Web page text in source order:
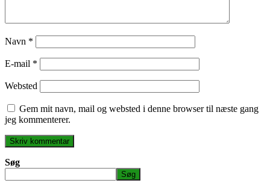
Navn *
E-mail *
Websted
Gem mit navn, mail og websted i denne browser til næste gang
jeg kommenterer.
Søg
Søg